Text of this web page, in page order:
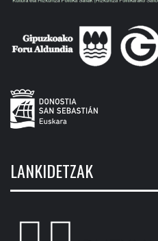
LANKIDETZAK